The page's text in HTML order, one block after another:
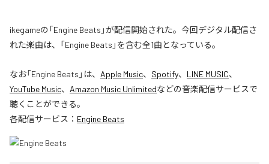
ikegameの「Engine Beats」が配信開始された。今回デジタル配信さ
れた楽曲は、「Engine Beats」を含む全1曲となっている。
なお「Engine Beats 」は、 Apple Music、 Spotify、 LINE MUSIC、
YouTube Music、 Amazon Music Unlimitedなどの音楽配信サービスで
聴くことができる。
各配信サービス： Engine Beats